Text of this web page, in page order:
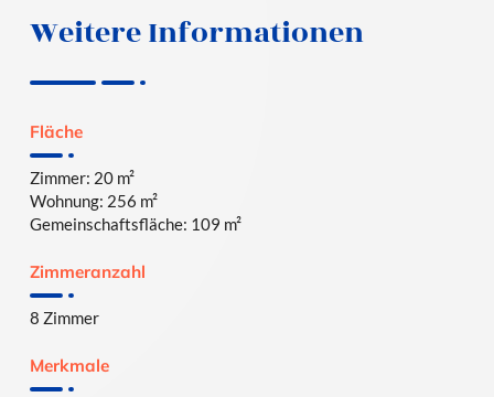
Weitere Informationen
Fläche
Zimmer: 20 m²
Wohnung: 256 m²
Gemeinschaftsfläche: 109 m²
Zimmeranzahl
8 Zimmer
Merkmale